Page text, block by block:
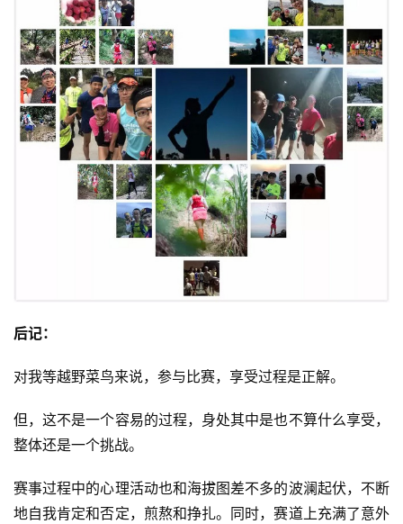
后记：
对我等越野菜鸟来说，参与比赛，享受过程是正解。
但，这不是一个容易的过程，身处其中是也不算什么享受，
整体还是一个挑战。
赛事过程中的心理活动也和海拔图差不多的波澜起伏，不断
地自我肯定和否定，煎熬和挣扎。同时，赛道上充满了意外